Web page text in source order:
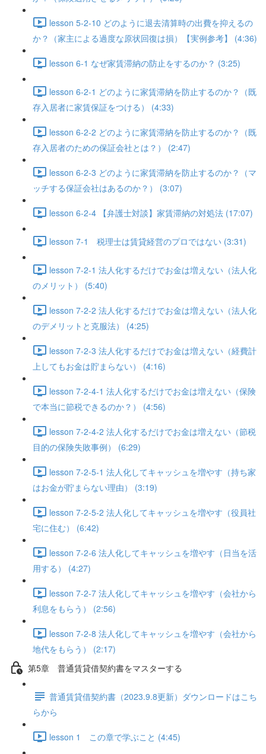
lesson 5-2-10 どのように退去清算時の出費を抑えるの
か？（家主による過度な原状回復は損）【実例参考】 (4:36)
lesson 6-1 なぜ家賃滞納の防止をするのか？ (3:25)
lesson 6-2-1 どのように家賃滞納を防止するのか？（既
存入居者に家賃保証をつける） (4:33)
lesson 6-2-2 どのように家賃滞納を防止するのか？（既
存入居者のための保証会社とは？） (2:47)
lesson 6-2-3 どのように家賃滞納を防止するのか？（マ
ッチする保証会社はあるのか？） (3:07)
lesson 6-2-4 【弁護士対談】家賃滞納の対処法 (17:07)
lesson 7-1 税理士は賃貸経営のプロではない (3:31)
lesson 7-2-1 法人化するだけでお金は増えない（法人化
のメリット） (5:40)
lesson 7-2-2 法人化するだけでお金は増えない（法人化
のデメリットと克服法） (4:25)
lesson 7-2-3 法人化するだけでお金は増えない（経費計
上してもお金は貯まらない） (4:16)
lesson 7-2-4-1 法人化するだけでお金は増えない（保険
で本当に節税できるのか？） (4:56)
lesson 7-2-4-2 法人化するだけでお金は増えない（節税
目的の保険失敗事例） (6:29)
lesson 7-2-5-1 法人化してキャッシュを増やす（持ち家
はお金が貯まらない理由） (3:19)
lesson 7-2-5-2 法人化してキャッシュを増やす（役員社
宅に住む） (6:42)
lesson 7-2-6 法人化してキャッシュを増やす（日当を活
用する） (4:27)
lesson 7-2-7 法人化してキャッシュを増やす（会社から
利息をもらう） (2:56)
lesson 7-2-8 法人化してキャッシュを増やす（会社から
地代をもらう） (2:17)
第5章 普通賃貸借契約書をマスターする
普通賃貸借契約書（2023.9.8更新）ダウンロードはこち
らから
lesson 1 この章で学ぶこと (4:45)